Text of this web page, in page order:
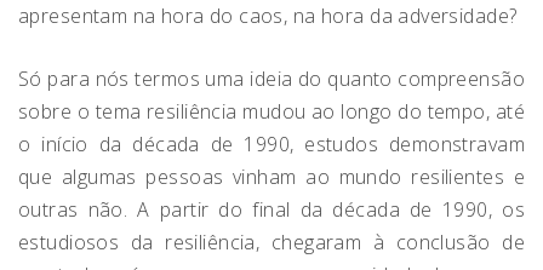
apresentam na hora do caos, na hora da adversidade?
Só para nós termos uma ideia do quanto compreensão
sobre o tema resiliência mudou ao longo do tempo, até
o início da década de 1990, estudos demonstravam
que algumas pessoas vinham ao mundo resilientes e
outras não. A partir do final da década de 1990, os
estudiosos da resiliência, chegaram à conclusão de